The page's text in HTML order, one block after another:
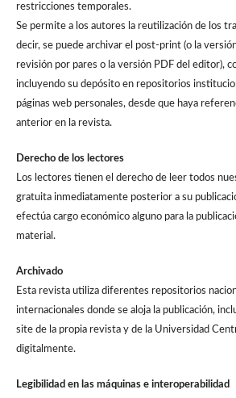
restricciones temporales.
Se permite a los autores la reutilización de los
decir, se puede archivar el post-print (o la
revisión por pares o la versión PDF del editor),
incluyendo su depósito en repositorios
páginas web personales, desde que haya
anterior en la revista.
Derecho de los lectores
Los lectores tienen el derecho de leer todos
gratuita inmediatamente posterior a su
efectúa cargo económico alguno para la
material.
Archivado
Esta revista utiliza diferentes repositorios
internacionales donde se aloja la publicación,
site de la propia revista y de la Universidad
digitalmente.
Legibilidad en las máquinas e interoperabilidad